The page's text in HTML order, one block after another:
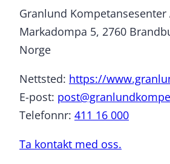
Granlund Kompetansesenter
Markadompa 5, 2760
Norge
Nettsted: https://
E-post:
Telefonnr: 411 16 000
Ta kontakt med oss.